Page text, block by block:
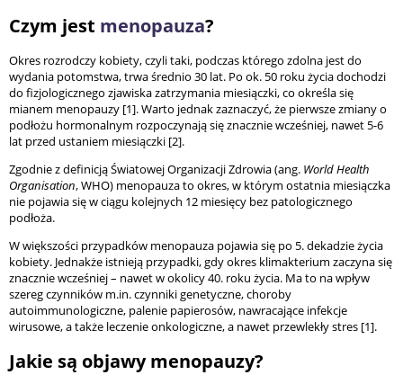
Czym jest menopauza?
Okres rozrodczy kobiety, czyli taki, podczas którego zdolna jest do
wydania potomstwa, trwa średnio 30 lat. Po ok. 50 roku życia dochodzi
do fizjologicznego zjawiska zatrzymania miesiączki, co określa się
mianem menopauzy [1]. Warto jednak zaznaczyć, że pierwsze zmiany o
podłożu hormonalnym rozpoczynają się znacznie wcześniej, nawet 5-6
lat przed ustaniem miesiączki [2].
Zgodnie z definicją Światowej Organizacji Zdrowia (ang. World Health
Organisation, WHO) menopauza to okres, w którym ostatnia miesiączka
nie pojawia się w ciągu kolejnych 12 miesięcy bez patologicznego
podłoża.
W większości przypadków menopauza pojawia się po 5. dekadzie życia
kobiety. Jednakże istnieją przypadki, gdy okres klimakterium zaczyna się
znacznie wcześniej – nawet w okolicy 40. roku życia. Ma to na wpływ
szereg czynników m.in. czynniki genetyczne, choroby
autoimmunologiczne, palenie papierosów, nawracające infekcje
wirusowe, a także leczenie onkologiczne, a nawet przewlekły stres [1].
Jakie są objawy menopauzy?